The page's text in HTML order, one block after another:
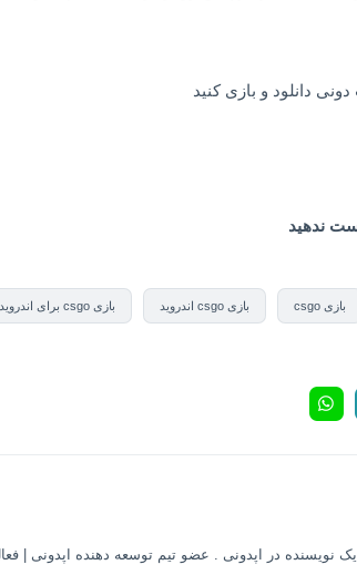
دانلود و بازی کنید
ندهید
بازی csgo بازی csgo اندروید بازی csgo برای اندروید
نویسنده در اپدونی . عضو تیم توسعه دهنده اپدونی |